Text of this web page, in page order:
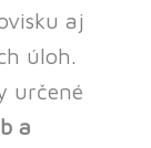
aj
úloh.
určené
a